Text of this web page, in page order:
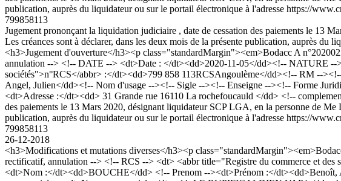
publication, auprès du liquidateur ou sur le portail électronique à l'adresse https://
799858113
Jugement prononçant la liquidation judiciaire , date de cessation des paiements le 13
Les créances sont à déclarer, dans les deux mois de la présente publication, auprès
<h3>Jugement d'ouverture</h3><p class="standardMargin"><em>Bodacc A
annulation --> <!-- DATE --> <dt>Date : </dt><dd>2020-11-05</dd><!-- NATURE --
sociétés">n°RCS</abbr> :</dt><dd>799 858 113RCSAngoulème</dd><!-- RM --
Angel, Julien</dd><!-- Nom d'usage --><!-- Sigle --><!-- Enseigne --><!-- Forme
<dt>Adresse :</dt><dd> 31 Grande rue 16110 La rochefoucauld </dd> <!--
des paiements le 13 Mars 2020, désignant liquidateur SCP LGA, en la personne de
publication, auprès du liquidateur ou sur le portail électronique à l'adresse https://
799858113
26-12-2018
<h3>Modifications et mutations diverses</h3><p
rectificatif, annulation --> <!-- RCS --> <dt> <abbr title="Registre du commerce et
<dt>Nom :</dt><dd>BOUCHE</dd> <!-- Prenom --><dt>Prénom :</